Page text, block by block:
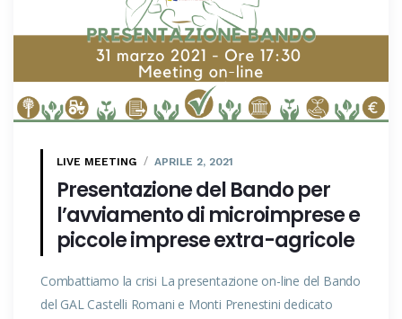
LIVE MEETING APRILE 2, 2021
Presentazione del Bando per
l’avviamento di microimprese e
piccole imprese extra-agricole
Combattiamo la crisi La presentazione on-line del Bando
del GAL Castelli Romani e Monti Prenestini dedicato